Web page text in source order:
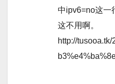
中ipv6=no这一
这不用啊。
http://